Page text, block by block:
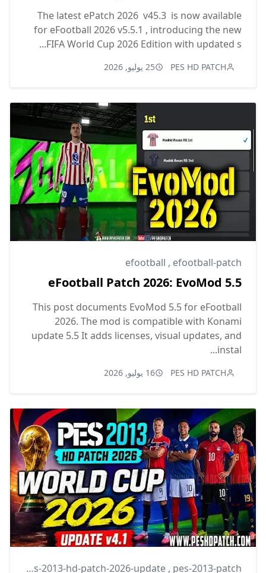
The latest ePatch 2026 v45.3 is now available
for eFootball 2026 v5.5.1 , introducing the new
FIFA World Cup 2026 Edition with updated s...
PES HD PATCH 25 يوليو, 2026
efootball , efootball-patch
eFootball Patch 2026: EvoMod 5.5
This post documents EvoMod 5.5 for eFootball
2026. The mod is compatible with Konami
update 5.5 It adds licenses, visual updates, and
instal...
PES HD PATCH 16 يوليو, 2026
pes-2013-hd-patch-2026-update , pes-2013-patch